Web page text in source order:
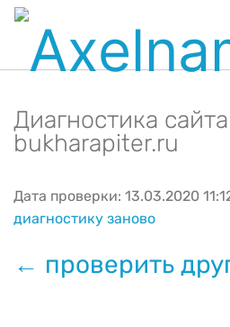
Диагностика сайта
bukharapiter.ru
Дата проверки: 13.03.2020
диагностику заново
← проверить